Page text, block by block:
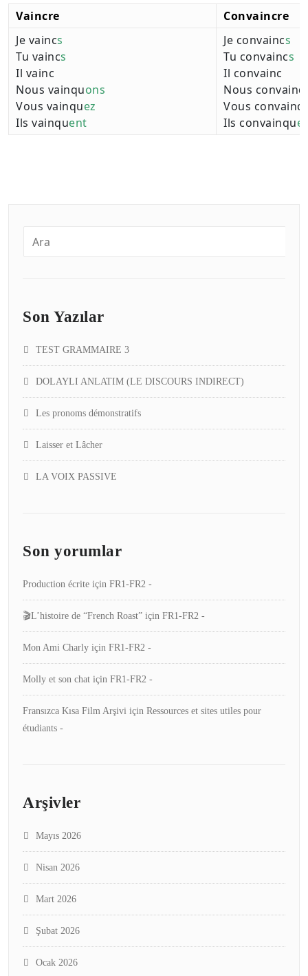
Vaincre
Convaincre
Je vaincs
Tu vaincs
Il vainc
Nous vainquons
Vous vainquez
Ils vainquent
Je convaincs
Tu convaincs
Il convainc
Nous
Vous
Ils convainqu
Son Yazılar
TEST GRAMMAIRE 3
DOLAYLI ANLATIM (LE DISCOURS INDIRECT)
Les pronoms démonstratifs
Laisser et Lâcher
LA VOIX PASSIVE
Son yorumlar
Production écrite için FR1-FR2 -
🎬L’histoire de “French Roast” için FR1-FR2 -
Mon Ami Charly için FR1-FR2 -
Molly et son chat için FR1-FR2 -
Fransızca Kısa Film Arşivi için Ressources et sites utiles pour
étudiants -
Arşivler
Mayıs 2026
Nisan 2026
Mart 2026
Şubat 2026
Ocak 2026